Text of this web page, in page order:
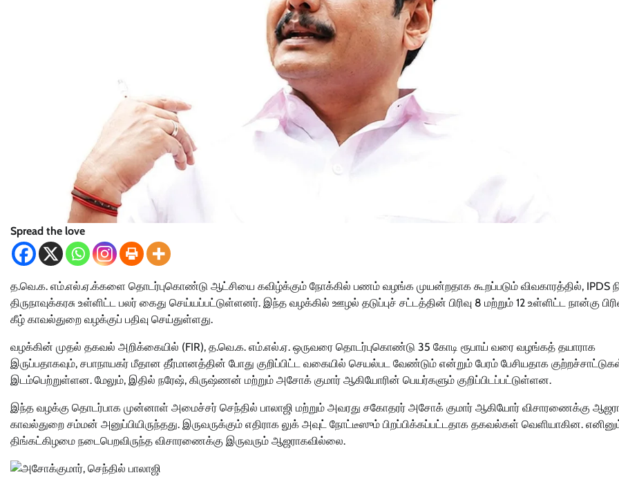
Spread the love
த.வெ.க. எம்.எல்.ஏ.க்களை தொடர்புகொண்டு ஆட்சியை கவிழ்க்கும் நோக்கில் பணம் வழங்க முயன்றதாக கூறப்படும் விவகாரத்தில், IPDS
திருநாவுக்கரசு உள்ளிட்ட பலர் கைது செய்யப்பட்டுள்ளனர். இந்த வழக்கில் ஊழல் தடுப்புச் சட்டத்தின் பிரிவு 8 மற்றும் 12 உள்ளிட்ட நான்கு
கீழ் காவல்துறை வழக்குப் பதிவு செய்துள்ளது.
வழக்கின் முதல் தகவல் அறிக்கையில் (FIR), த.வெ.க. எம்.எல்.ஏ. ஒருவரை தொடர்புகொண்டு 35 கோடி ரூபாய் வரை வழங்கத் தயாராக
இருப்பதாகவும், சபாநாயகர் மீதான தீர்மானத்தின் போது குறிப்பிட்ட வகையில் செயல்பட வேண்டும் என்றும் பேரம் பேசியதாக
இடம்பெற்றுள்ளன. மேலும், இதில் நரேஷ், கிருஷ்ணன் மற்றும் அசோக் குமார் ஆகியோரின் பெயர்களும் குறிப்பிடப்பட்டுள்ளன.
இந்த வழக்கு தொடர்பாக முன்னாள் அமைச்சர் செந்தில் பாலாஜி மற்றும் அவரது சகோதரர் அசோக் குமார் ஆகியோர் விசாரணைக்கு
காவல்துறை சம்மன் அனுப்பியிருந்தது. இருவருக்கும் எதிராக லுக் அவுட் நோட்டீஸும் பிறப்பிக்கப்பட்டதாக தகவல்கள் வெளியாகின.
திங்கட்கிழமை நடைபெறவிருந்த விசாரணைக்கு இருவரும் ஆஜராகவில்லை.